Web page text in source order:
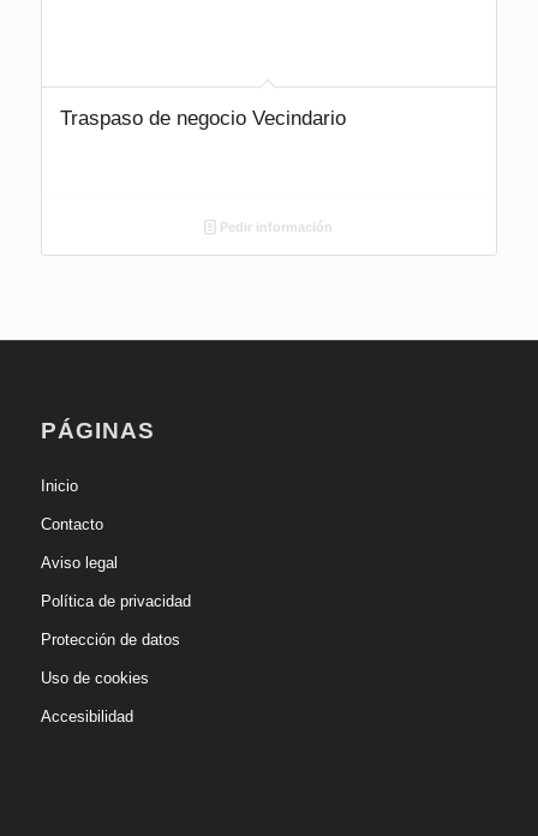
Traspaso de negocio Vecindario
Pedir información
PÁGINAS
Inicio
Contacto
Aviso legal
Política de privacidad
Protección de datos
Uso de cookies
Accesibilidad